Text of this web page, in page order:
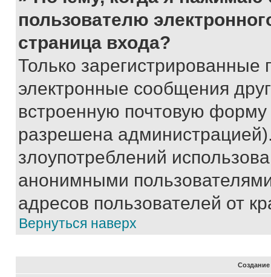
пользователю
страница входа?
Только зарегистрированные
электронные сообщения
встроенную почтовую
разрешена
злоупотреблений
анонимными
адресов пользователей от
Вернуться наверх